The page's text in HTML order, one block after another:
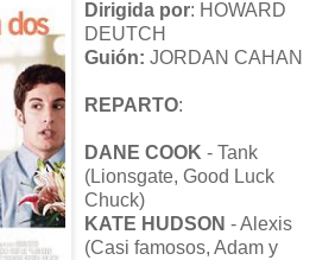
Dirigida por: HOWARD
DEUTCH
Guión: JORDAN CAHAN
REPARTO:
DANE COOK - Tank
(Lionsgate, Good Luck
Chuck)
KATE HUDSON - Alexis
(Casi famosos, Adam y